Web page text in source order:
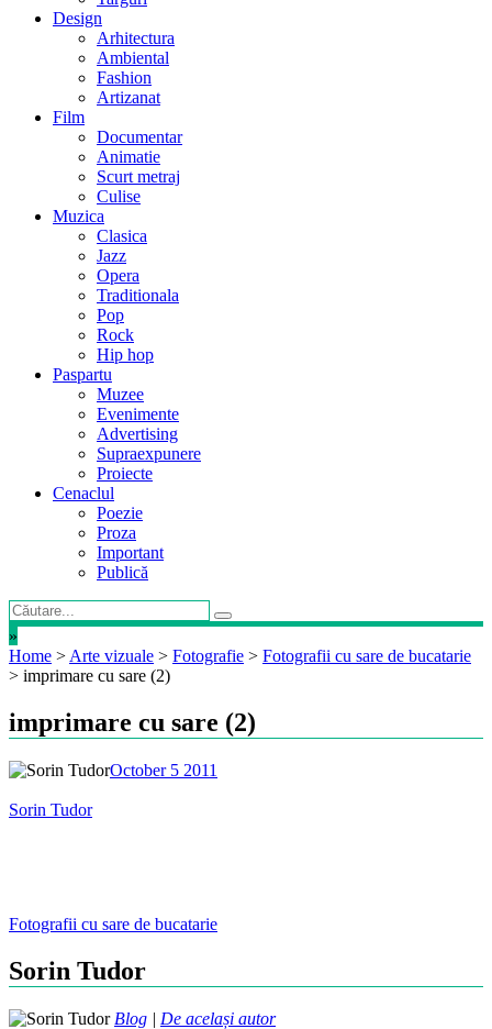
Design
Arhitectura
Ambiental
Fashion
Artizanat
Film
Documentar
Animatie
Scurt metraj
Culise
Muzica
Clasica
Jazz
Opera
Traditionala
Pop
Rock
Hip hop
Paspartu
Muzee
Evenimente
Advertising
Supraexpunere
Proiecte
Cenaclul
Poezie
Proza
Important
Publică
»
Home > Arte vizuale > Fotografie > Fotografii cu sare de bucatarie
> imprimare cu sare (2)
imprimare cu sare (2)
October 5 2011
Sorin Tudor
Post
navigation
Fotografii cu sare de bucatarie
Sorin Tudor
Blog | De același autor